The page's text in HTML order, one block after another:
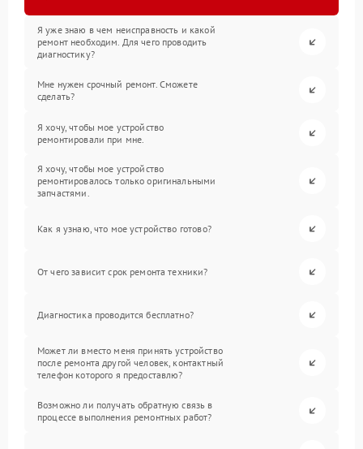
Я уже знаю в чем неисправность и какой
ремонт необходим. Для чего проводить
диагностику?
Мне нужен срочный ремонт. Сможете
сделать?
Я хочу, чтобы мое устройство
ремонтировали при мне.
Я хочу, чтобы мое устройство
ремонтировалось только оригинальными
запчастями.
Как я узнаю, что мое устройство готово?
От чего зависит срок ремонта техники?
Диагностика проводится бесплатно?
Может ли вместо меня принять устройство
после ремонта другой человек, контактный
телефон которого я предоставлю?
Возможно ли получать обратную связь в
процессе выполнения ремонтных работ?